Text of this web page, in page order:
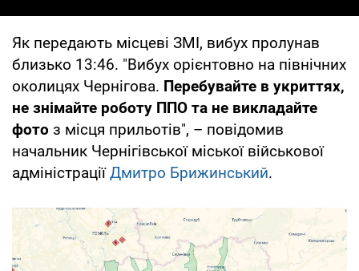
Як передають місцеві ЗМІ, вибух пролунав
близько 13:46. "Вибух орієнтовно на північних
околицях Чернігова. Перебувайте в укриттях,
не знімайте роботу ППО та не викладайте
фото з місця прильотів", – повідомив
начальник Чернігівської міської військової
адміністраціїДмитро Брижинський.